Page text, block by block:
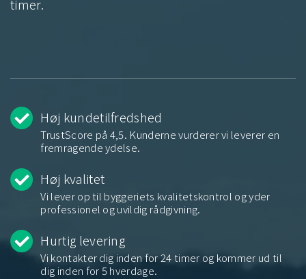
timer.
Høj kundetilfredshed
TrustScore på 4,5. Kunderne vurderer vi leverer en
fremragende ydelse.
Høj kvalitet
Vi lever op til byggeriets kvalitetskontrol og yder
professionel og uvildig rådgivning.
Hurtig levering
Vi kontakter dig inden for 24 timer og kommer ud til
dig inden for 5 hverdage.